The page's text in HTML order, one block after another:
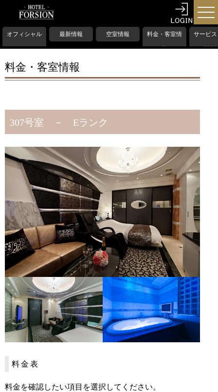
オフィシャル
HP
最新情報 空室情報 料金・客室情
報
サービ
備情
料金・客室情報
307号室 － Eランク
料金表
料金を確認したい項目を選択してください。